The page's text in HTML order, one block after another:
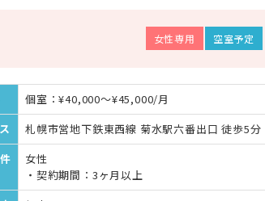
女性専用 空室予定
個室：¥40,000～¥45,000/月
札幌市営地下鉄東西線 菊水駅六番出口 徒歩5分
女性
・契約期間：3ヶ月以上